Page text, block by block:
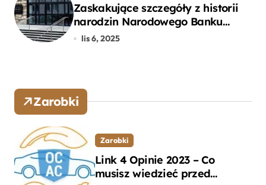
Zaskakujące szczegóły z historii
narodzin Narodowego Banku
Polskiego, o których mogłeś nie
lis 6, 2025
Zarobki
Zarobki
Link 4 Opinie 2023 – Co
musisz wiedzieć przed